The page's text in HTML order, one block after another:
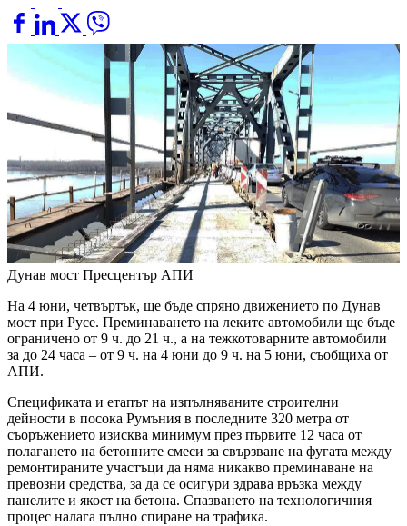
Дунав мост Пресцентър АПИ
На 4 юни, четвъртък, ще бъде спряно движението по Дунав
мост при Русе. Преминаването на леките автомобили ще бъде
ограничено от 9 ч. до 21 ч., а на тежкотоварните автомобили
за до 24 часа – от 9 ч. на 4 юни до 9 ч. на 5 юни, съобщиха от
АПИ.
Спецификата и етапът на изпълняваните строителни
дейности в посока Румъния в последните 320 метра от
съоръжението изисква минимум през първите 12 часа от
полагането на бетонните смеси за свързване на фугата между
ремонтираните участъци да няма никакво преминаване на
превозни средства, за да се осигури здрава връзка между
панелите и якост на бетона. Спазването на технологичния
процес налага пълно спиране на трафика.